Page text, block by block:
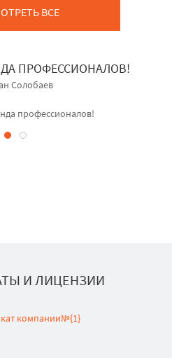
ВСЕ
ПРОФЕССИОНАЛОВ!
Солобаев
профессионалов!
И ЛИЦЕНЗИИ